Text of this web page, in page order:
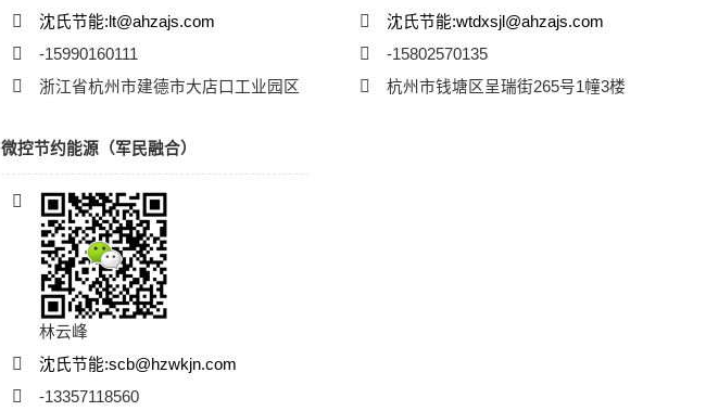
沈氏节能:lt@ahzajs.com
-15990160111
浙江省杭州市建德市大店口工业园区
沈氏节能:wtdxsjl@ahzajs.com
-15802570135
杭州市钱塘区呈瑞街265号1幢3楼
微控节约能源（军民融合）
林云峰
沈氏节能:scb@hzwkjn.com
-13357118560